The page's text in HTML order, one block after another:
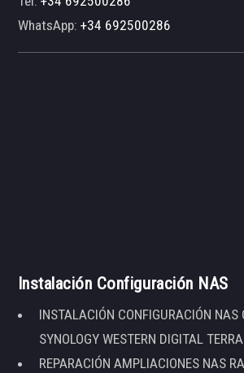
WhatsApp:+34 692500286
Instalación Configuración NAS
INSTALACIÓN CONFIGURACIÓN NAS
SYNOLOGY WESTERN DIGITAL
REPARACIÓN AMPLIACIONES NAS